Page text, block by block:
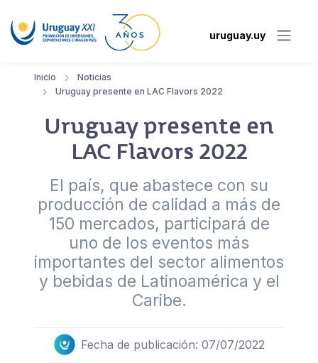
uruguay.uy
Inicio
Noticias
Uruguay presente en LAC Flavors 2022
Uruguay presente en
LAC Flavors 2022
El país, que abastece con su
producción de calidad a más de
150 mercados, participará de
uno de los eventos más
importantes del sector alimentos
y bebidas de Latinoamérica y el
Caribe.
Fecha de publicación: 07/07/2022